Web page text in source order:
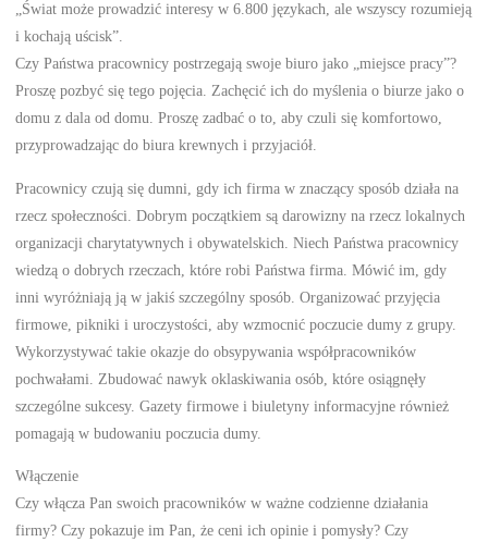
„Świat może prowadzić interesy w 6.800 językach, ale wszyscy rozumieją
i kochają uścisk”.
Czy Państwa pracownicy postrzegają swoje biuro jako „miejsce pracy”?
Proszę pozbyć się tego pojęcia. Zachęcić ich do myślenia o biurze jako o
domu z dala od domu. Proszę zadbać o to, aby czuli się komfortowo,
przyprowadzając do biura krewnych i przyjaciół.
Pracownicy czują się dumni, gdy ich firma w znaczący sposób działa na
rzecz społeczności. Dobrym początkiem są darowizny na rzecz lokalnych
organizacji charytatywnych i obywatelskich. Niech Państwa pracownicy
wiedzą o dobrych rzeczach, które robi Państwa firma. Mówić im, gdy
inni wyróżniają ją w jakiś szczególny sposób. Organizować przyjęcia
firmowe, pikniki i uroczystości, aby wzmocnić poczucie dumy z grupy.
Wykorzystywać takie okazje do obsypywania współpracowników
pochwałami. Zbudować nawyk oklaskiwania osób, które osiągnęły
szczególne sukcesy. Gazety firmowe i biuletyny informacyjne również
pomagają w budowaniu poczucia dumy.
Włączenie
Czy włącza Pan swoich pracowników w ważne codzienne działania
firmy? Czy pokazuje im Pan, że ceni ich opinie i pomysły? Czy